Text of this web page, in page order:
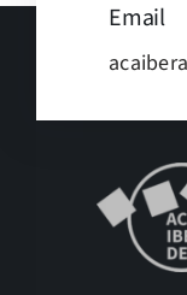
Email